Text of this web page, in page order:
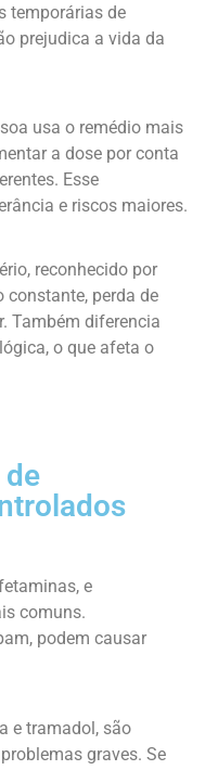
temporárias de
prejudica a vida da
usa o remédio mais
a dose por conta
Esse
e riscos maiores.
reconhecido por
constante, perda de
Também diferencia
o que afeta o
e
comuns.
podem causar
e tramadol, são
graves. Se